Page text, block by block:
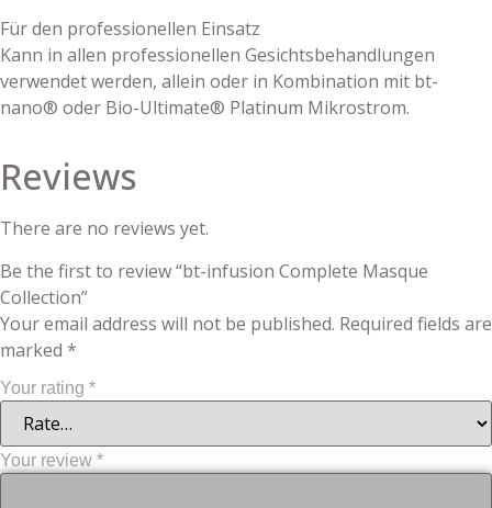
Für den professionellen Einsatz
Kann in allen professionellen Gesichtsbehandlungen
verwendet werden, allein oder in Kombination mit bt-
nano® oder Bio-Ultimate® Platinum Mikrostrom.
Reviews
There are no reviews yet.
Be the first to review “bt-infusion Complete Masque
Collection”
Your email address will not be published. Required fields are
marked *
Your rating *
Your review *